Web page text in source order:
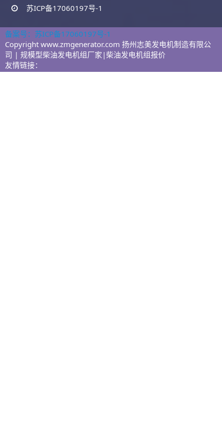
苏ICP备17060197号-1
备案号：苏ICP备17060197号-1
Copyright www.zmgenerator.com 扬州志美发电机制造有限公
司 | 规模型柴油发电机组厂家|柴油发电机组报价
友情链接：